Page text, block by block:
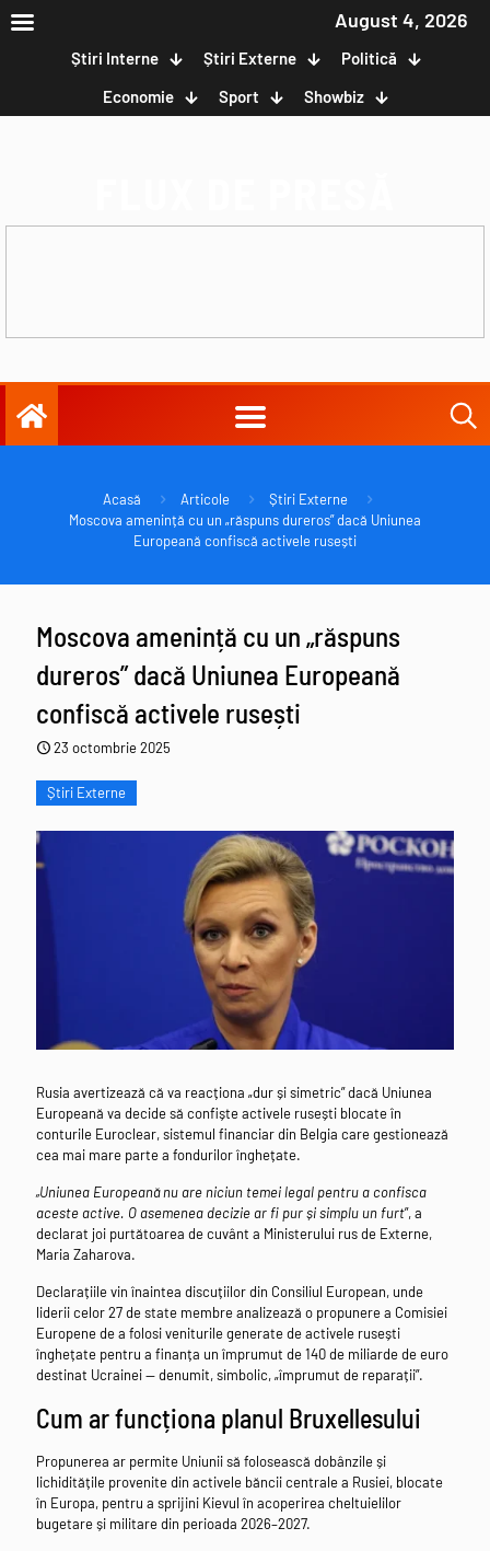
August 4, 2026
Știri Interne Știri Externe
Politică
Economie
Sport Showbiz
Acasă Articole
Știri Externe
Moscova amenință cu un „răspuns dureros” dacă Uniunea
Europeană confiscă activele rusești
Moscova amenință cu un „răspuns
dureros” dacă Uniunea Europeană
confiscă activele rusești
23 octombrie 2025
Știri Externe
Rusia avertizează că va reacționa „dur și simetric” dacă Uniunea
Europeană va decide să confiște activele rusești blocate în
conturile Euroclear, sistemul financiar din Belgia care gestionează
cea mai mare parte a fondurilor înghețate.
„Uniunea Europeană nu are niciun temei legal pentru a confisca
aceste active. O asemenea decizie ar fi pur și simplu un furt”, a
declarat joi purtătoarea de cuvânt a Ministerului rus de Externe,
Maria Zaharova.
Declarațiile vin înaintea discuțiilor din Consiliul European, unde
liderii celor 27 de state membre analizează o propunere a Comisiei
Europene de a folosi veniturile generate de activele rusești
înghețate pentru a finanța un împrumut de 140 de miliarde de euro
destinat Ucrainei — denumit, simbolic, „împrumut de reparații”.
Cum ar funcționa planul Bruxellesului
Propunerea ar permite Uniunii să folosească dobânzile și
lichiditățile provenite din activele băncii centrale a Rusiei, blocate
în Europa, pentru a sprijini Kievul în acoperirea cheltuielilor
bugetare și militare din perioada 2026–2027.